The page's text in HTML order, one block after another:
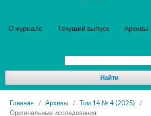
О журнале Текущий выпуск Архивы
Найти
Главная / Архивы / Том 14 № 4 (2025)
/
Оригинальные исследования